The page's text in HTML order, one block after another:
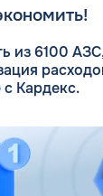
из 6100
с Кардекс.